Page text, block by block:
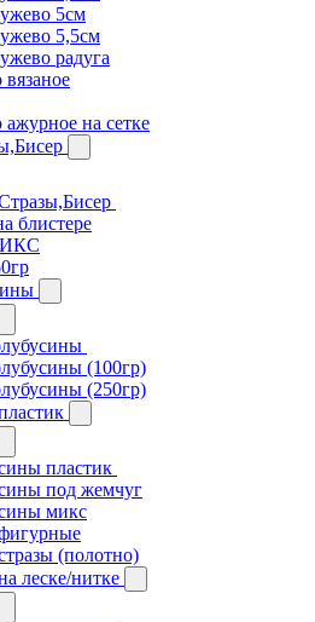
5см
5,5см
радуга
на сетке
блистере
(100гр)
(250гр)
пластик
под жемчуг
микс
(полотно)
леске/нитке